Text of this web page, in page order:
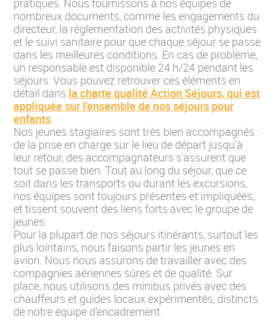
pratiques. Nous fournissons à nos équipes de
nombreux documents, comme les engagements du
directeur, la réglementation des activités physiques
et le suivi sanitaire pour que chaque séjour se passe
dans les meilleures conditions. En cas de problème,
un responsable est disponible 24 h/24 pendant les
séjours. Vous pouvez retrouver ces éléments en
détail dans la charte qualité Action Séjours, qui est
appliquée sur l'ensemble de nos séjours pour
enfants.
Nos jeunes stagiaires sont très bien accompagnés :
de la prise en charge sur le lieu de départ jusqu'à
leur retour, des accompagnateurs s'assurent que
tout se passe bien. Tout au long du séjour, que ce
soit dans les transports ou durant les excursions,
nos équipes sont toujours présentes et impliquées,
et tissent souvent des liens forts avec le groupe de
jeunes.
Pour la plupart de nos séjours itinérants, surtout les
plus lointains, nous faisons partir les jeunes en
avion. Nous nous assurons de travailler avec des
compagnies aériennes sûres et de qualité. Sur
place, nous utilisons des minibus privés avec des
chauffeurs et guides locaux expérimentés, distincts
de notre équipe d'encadrement.